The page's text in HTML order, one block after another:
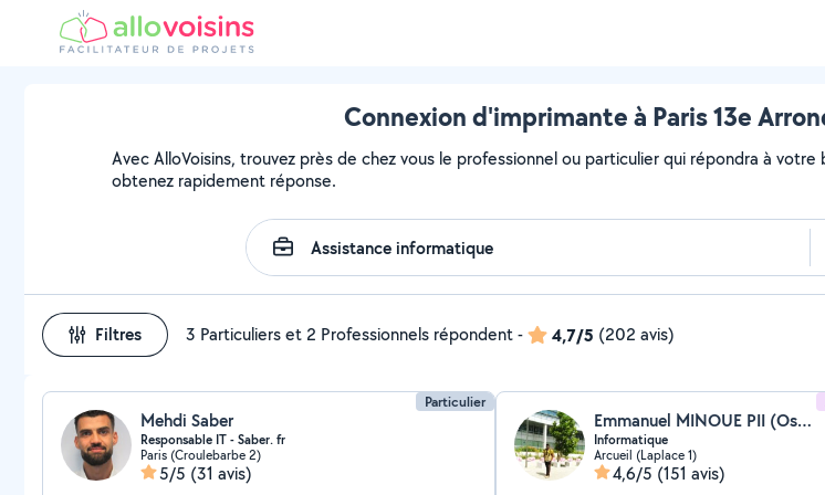
Connexion d'imprimante à Paris 13e
Avec AlloVoisins, trouvez près de chez vous le professionnel ou particulier qui répondra à
obtenez rapidement réponse.
Filtres 3 Particuliers et 2 Professionnels répondent- 4,7/5 (202 avis)
Particulier
Mehdi Saber
Responsable IT - Saber. fr
Paris (Croulebarbe 2)
5/5 (31 avis)
Emmanuel MINOUE PII (Osi France)
Informatique
Arcueil (Laplace 1)
4,6/5 (151 avis)